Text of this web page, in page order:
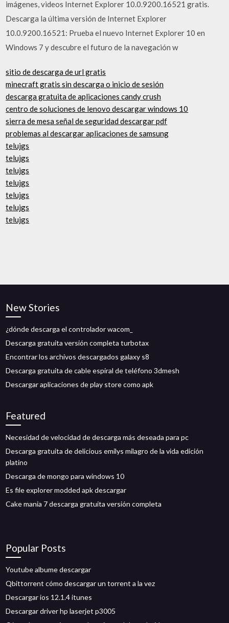
imágenes, videos Internet Explorer 10.0.9200.16521 gratis.
Descarga la última versión de Internet Explorer
10.0.9200.16521: Prueba el nuevo Internet Explorer 10 en
Windows 7 y descubre el futuro de la navegación w
sitio de descarga de url gratis
minecraft gratis sin descarga o inicio de sesión
descarga gratuita de aplicaciones candy crush
centro de soluciones de lenovo descargar windows 10
sierra de mesa señal de seguridad descargar pdf
problemas al descargar aplicaciones de samsung
telujgs
telujgs
telujgs
telujgs
telujgs
telujgs
telujgs
New Stories
¿dónde descarga el controlador wacom_
Descarga gratuita versión completa turbotax
Encontrar los archivos descargados galaxy s8
Descarga gratuita de cable espiral de teléfono 3dmesh
Descargar aplicaciones de play store como apk
Featured
Necesidad de velocidad de descarga más deseada para pc
Descarga gratuita de delicious emilys milagro de la vida edición
platino
Descarga de mongo para windows 10
Es file explorer modded apk descargar
Cake mania 7 descarga gratuita versión completa
Popular Posts
Youtube albume descargar
Qbittorrent cómo descargar un torrent a la vez
Descargar ios 12.1.4 itunes
Descargar driver hp laserjet p3005